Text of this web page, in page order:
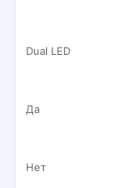
Dual LED
Да
Нет